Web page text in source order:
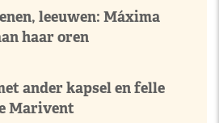
leeuwen: Máxima
haar oren
ander kapsel en felle
Marivent